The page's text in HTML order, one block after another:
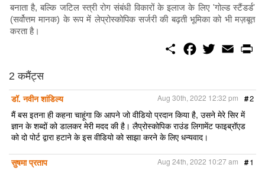
बनाता है, बल्कि जटिल स्त्री रोग संबंधी विकारों के इलाज के लिए 'गोल्ड स्टैंडर्ड'
(सर्वोत्तम मानक) के रूप में लेप्रोस्कोपिक सर्जरी की बढ़ती भूमिका को भी मज़बूत
करता है।
S
o
o
k
w
e
r
E
m
2 कमैंट्स
डॉ. नवीन शांडिल्य
#2
Aug 30th, 2022 12:32 pm
मैं बस इतना ही कहना चाहूंगा कि आपने जो वीडियो प्रदान किया है, उसने मेरे सिर में
ज्ञान के शब्दों को डालकर मेरी मदद की है। लैप्रोस्कोपिक राउंड लिगामेंट फाइब्रॉएड
को दो पोर्ट द्वारा हटाने के इस वीडियो को साझा करने के लिए धन्यवाद।
सुषमा प्रताप #1
Aug 24th, 2022 10:27 am